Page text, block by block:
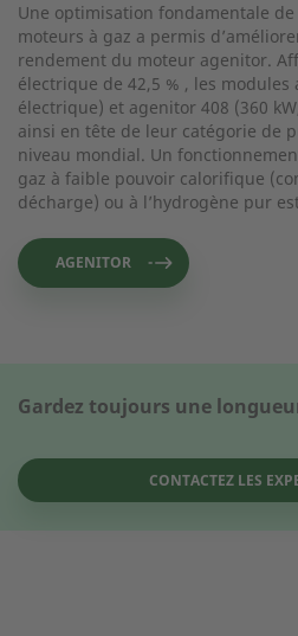
Une optimisation fondamentale
moteurs à gaz a permis
rendement du moteur agenitor.
électrique de 42,5 % , les modules
électrique) et agenitor 408 (360
ainsi en tête de leur catégorie de
niveau mondial. Un
gaz à faible pouvoir calorifique
décharge) ou à l’hydrogène pur
AGENITOR
Gardez toujours une
CONTACTEZ LES